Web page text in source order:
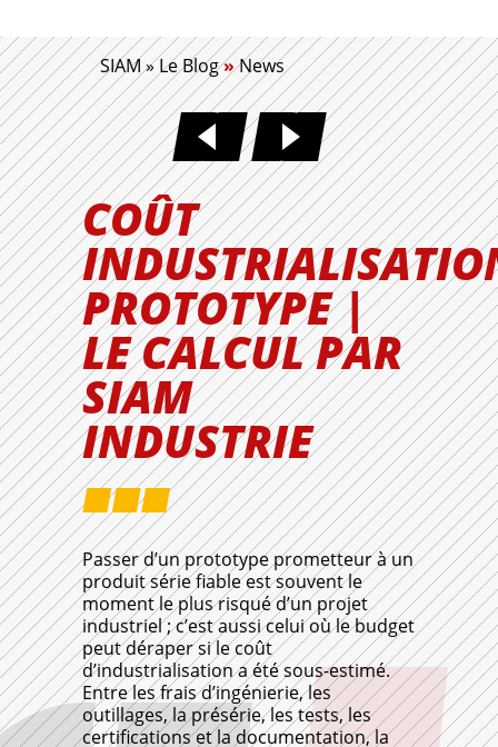
SIAM»Le Blog»News
CHECKLIST DFM POUR
APQP
COÛT
PROTOTYPE |
LE CALCUL PAR
SIAM
INDUSTRIE
Passer d’un prototype prometteur à un
produit série fiable est souvent le
moment le plus risqué d’un projet
industriel ; c’est aussi celui où le budget
peut déraper si le coût
d’industrialisation a été sous-estimé.
Entre les frais d’ingénierie, les
outillages, la présérie, les tests, les
certifications et la documentation, la